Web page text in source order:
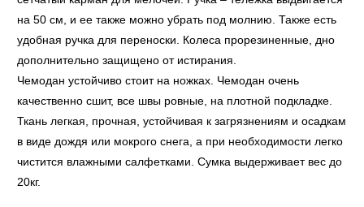
на 50 см, и ее также можно убрать под молнию. Также есть
удобная ручка для переноски. Колеса прорезиненные, дно
дополнительно защищено от истирания.
Чемодан устойчиво стоит на ножках. Чемодан очень
качественно сшит, все швы ровные, на плотной подкладке.
Ткань легкая, прочная, устойчивая к загрязнениям и осадкам
в виде дождя или мокрого снега, а при необходимости легко
чистится влажными салфетками. Сумка выдерживает вес до
20кг.